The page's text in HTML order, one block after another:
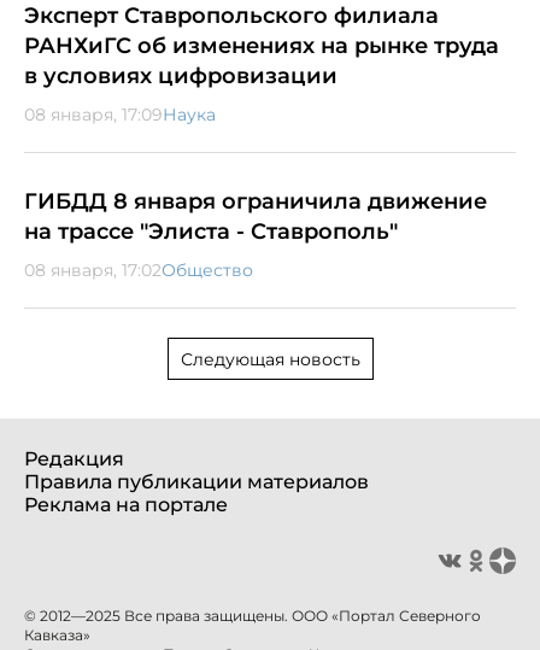
Эксперт Ставропольского филиала
РАНХиГС об изменениях на рынке труда
в условиях цифровизации
08 января, 17:09Наука
ГИБДД 8 января ограничила движение
на трассе "Элиста - Ставрополь"
08 января, 17:02Общество
Следующая новость
Редакция
Правила публикации материалов
Реклама на портале
© 2012—2025 Все права защищены. ООО «Портал Северного
Кавказа»